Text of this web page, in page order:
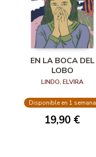
EN LA BOCA DEL
LOBO
LINDO, ELVIRA
Disponible en 1 semana
19,90 €